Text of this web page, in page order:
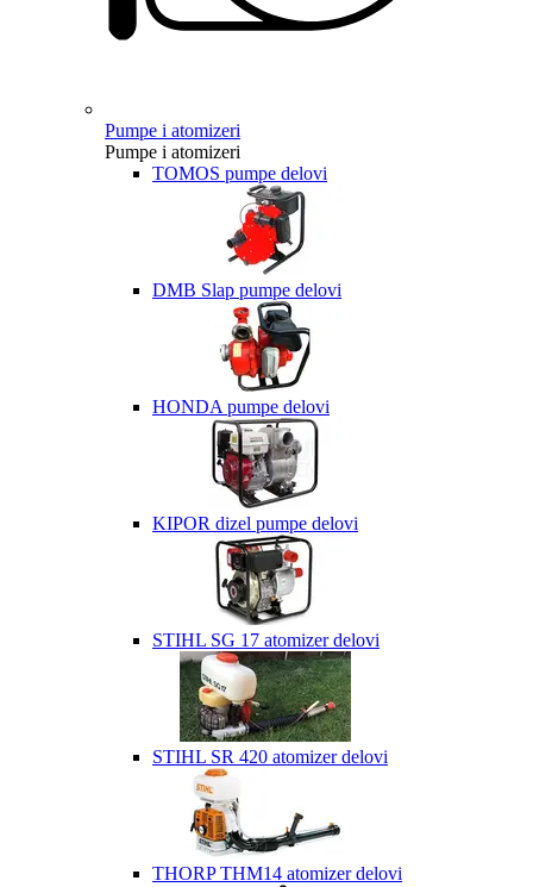
Pumpe i atomizeri
Pumpe i atomizeri
TOMOS pumpe delovi
DMB Slap pumpe delovi
HONDA pumpe delovi
KIPOR dizel pumpe delovi
STIHL SG 17 atomizer delovi
STIHL SR 420 atomizer delovi
THORP THM14 atomizer delovi